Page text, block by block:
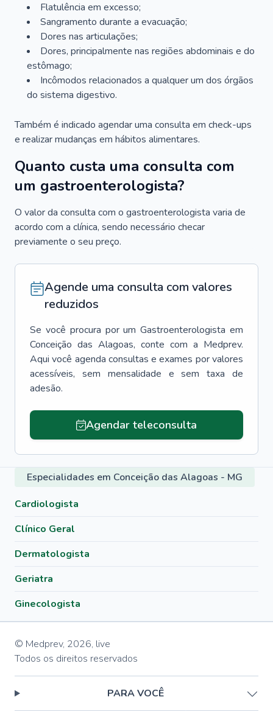
Flatulência em excesso;
Sangramento durante a evacuação;
Dores nas articulações;
Dores, principalmente nas regiões abdominais e do
estômago;
Incômodos relacionados a qualquer um dos órgãos
do sistema digestivo.
Também é indicado agendar uma consulta em check-ups
e realizar mudanças em hábitos alimentares.
Quanto custa uma consulta com
um gastroenterologista?
O valor da consulta com o gastroenterologista varia de
acordo com a clínica, sendo necessário checar
previamente o seu preço.
Agende uma consulta com valores
reduzidos
Se você procura por um Gastroenterologista em
Conceição das Alagoas, conte com a Medprev.
Aqui você agenda consultas e exames por valores
acessíveis, sem mensalidade e sem taxa de
adesão.
Agendar teleconsulta
Especialidades em Conceição das Alagoas - MG
Cardiologista
Clínico Geral
Dermatologista
Geriatra
Ginecologista
© Medprev, 2026, live
Todos os direitos reservados
PARA VOCÊ